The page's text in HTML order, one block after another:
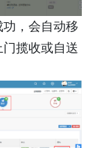
，会自动移
揽收或自送